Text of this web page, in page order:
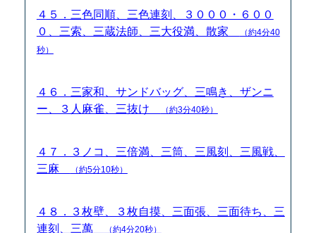
４５．三色同順、三色連刻、３０００・６００
０、三索、三蔵法師、三大役満、散家
（約4分40
秒）
４６．三家和、サンドバッグ、三鳴き、ザンニ
ー、３人麻雀、三抜け
（約3分40秒）
４７．３ノコ、三倍満、三筒、三風刻、三風戦、
三麻
（約5分10秒）
４８．３枚壁、３枚自摸、三面張、三面待ち、三
連刻、三萬
（約4分20秒）